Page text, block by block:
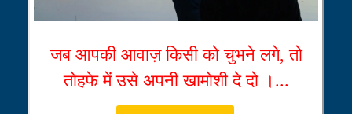
जब आपकी आवाज़ किसी को चुभने लगे, तो
तोहफे में उसे अपनी खामोशी दे दो ।...